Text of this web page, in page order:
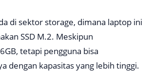
di sektor storage, dimana laptop ini
SSD M.2. Meskipun
tetapi pengguna bisa
dengan kapasitas yang lebih tinggi.